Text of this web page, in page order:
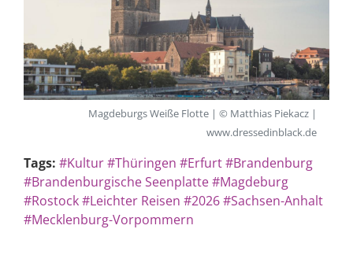
Magdeburgs Weiße Flotte | © Matthias Piekacz |
www.dressedinblack.de
Tags: #Kultur#Thüringen #Erfurt#Brandenburg
#Brandenburgische Seenplatte#Magdeburg
#Rostock#Leichter Reisen #2026#Sachsen-Anhalt
#Mecklenburg-Vorpommern